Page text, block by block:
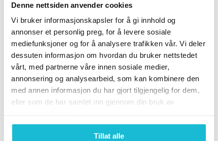
Denne nettsiden anvender cookies
Vi bruker informasjonskapsler for å gi innhold og
annonser et personlig preg, for å levere sosiale
mediefunksjoner og for å analysere trafikken vår. Vi deler
dessuten informasjon om hvordan du bruker nettstedet
vårt, med partnerne våre innen sosiale medier,
annonsering og analysearbeid, som kan kombinere den
med annen informasjon du har gjort tilgjengelig for dem,
eller som de har samlet inn gjennom din bruk av
Tillat alle
5 Vanlige årsaker
til fotsmerter
21. november 2024
5 Vanlige årsaker til
fotsmerter – og hvorfor
bekkenet kan være
nøkkelen til å bli kvitt
smertene Hei, og
syndrom og
bindevevsmassasje
28. oktober 2024
Ehlers-Danlos syndrom
og bindevevsmassasje
Som kiropraktor har jeg
hatt gleden av å jobbe
med flere pasienter som
lever med Ehlers-